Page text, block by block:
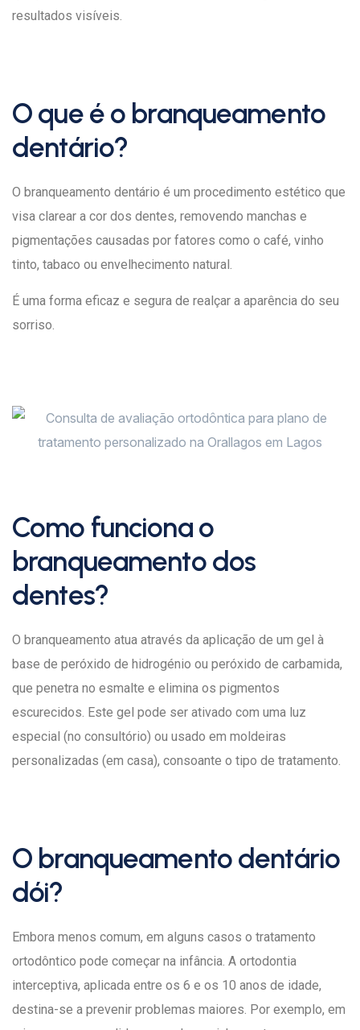
resultados visíveis.
O que é o branqueamento
dentário?
O branqueamento dentário é um procedimento estético que
visa clarear a cor dos dentes, removendo manchas e
pigmentações causadas por fatores como o café, vinho
tinto, tabaco ou envelhecimento natural.
É uma forma eficaz e segura de realçar a aparência do seu
sorriso.
Como funciona o
branqueamento dos
dentes?
O branqueamento atua através da aplicação de um gel à
base de peróxido de hidrogénio ou peróxido de carbamida,
que penetra no esmalte e elimina os pigmentos
escurecidos. Este gel pode ser ativado com uma luz
especial (no consultório) ou usado em moldeiras
personalizadas (em casa), consoante o tipo de tratamento.
O branqueamento dentário
dói?
Embora menos comum, em alguns casos o tratamento
ortodôntico pode começar na infância. A ortodontia
interceptiva, aplicada entre os 6 e os 10 anos de idade,
destina-se a prevenir problemas maiores. Por exemplo, em